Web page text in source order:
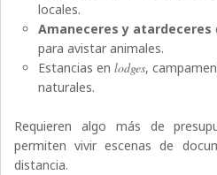
locales.
Amaneceres y atardeceres
para avistar animales.
Estancias en lodges,
naturales.
Requieren algo más de
permiten vivir escenas de
distancia.